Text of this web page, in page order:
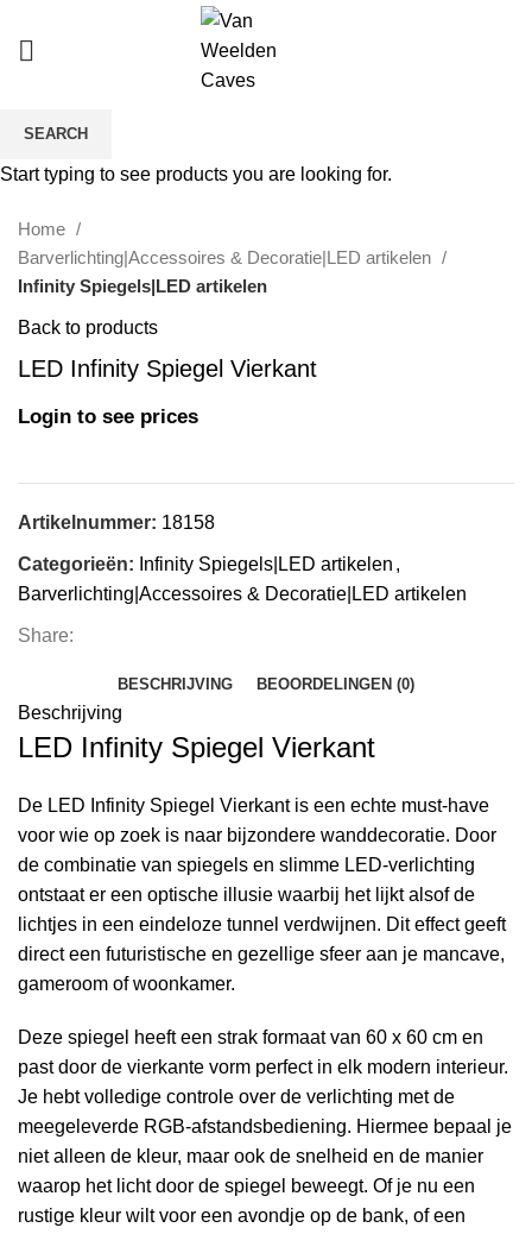
Click to enlarge
Home
Barverlichting|Accessoires & Decoratie|LED artikelen
Infinity Spiegels|LED artikelen
Back to products
LED Infinity Spiegel Vierkant
Login to see prices
Artikelnummer: 18158
Categorieën: Infinity Spiegels|LED artikelen ,
Barverlichting|Accessoires & Decoratie|LED artikelen
Share:
BESCHRIJVING BEOORDELINGEN (0)
Beschrijving
LED Infinity Spiegel Vierkant
De LED Infinity Spiegel Vierkant is een echte must-have
voor wie op zoek is naar bijzondere wanddecoratie. Door
de combinatie van spiegels en slimme LED-verlichting
ontstaat er een optische illusie waarbij het lijkt alsof de
lichtjes in een eindeloze tunnel verdwijnen. Dit effect geeft
direct een futuristische en gezellige sfeer aan je mancave,
gameroom of woonkamer.
Deze spiegel heeft een strak formaat van 60 x 60 cm en
past door de vierkante vorm perfect in elk modern interieur.
Je hebt volledige controle over de verlichting met de
meegeleverde RGB-afstandsbediening. Hiermee bepaal je
niet alleen de kleur, maar ook de snelheid en de manier
waarop het licht door de spiegel beweegt. Of je nu een
rustige kleur wilt voor een avondje op de bank, of een
SEARCH
Start typing to see products you are looking for.